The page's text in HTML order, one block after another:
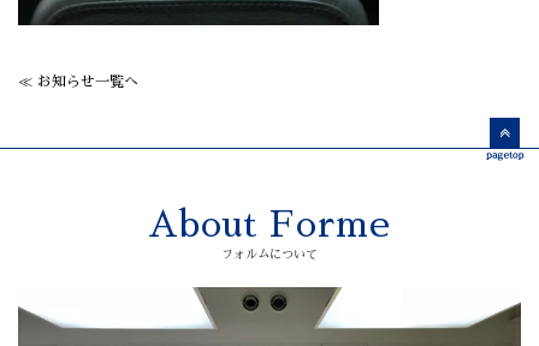
≪ お知らせ一覧へ
About Forme
フォルムについて